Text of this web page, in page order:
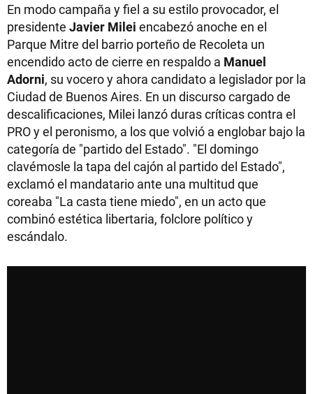
En modo campaña y fiel a su estilo provocador, el
presidente Javier Milei encabezó anoche en el
Parque Mitre del barrio porteño de Recoleta un
encendido acto de cierre en respaldo a Manuel
Adorni, su vocero y ahora candidato a legislador por la
Ciudad de Buenos Aires. En un discurso cargado de
descalificaciones, Milei lanzó duras críticas contra el
PRO y el peronismo, a los que volvió a englobar bajo la
categoría de "partido del Estado". "El domingo
clavémosle la tapa del cajón al partido del Estado",
exclamó el mandatario ante una multitud que
coreaba "La casta tiene miedo", en un acto que
combinó estética libertaria, folclore político y
escándalo.